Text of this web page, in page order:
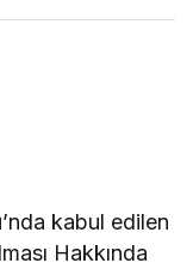
kabul edilen
Hakkında